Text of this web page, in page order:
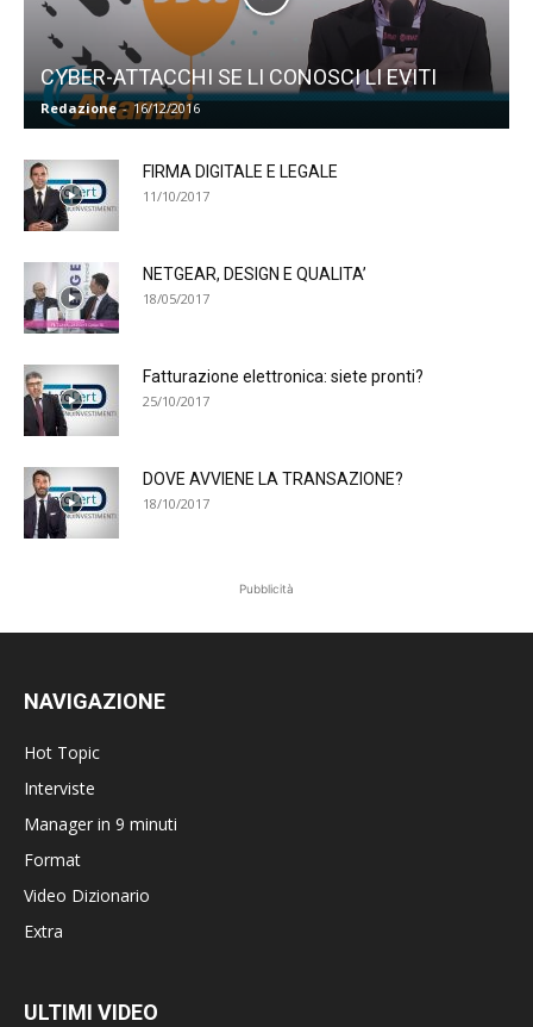
CYBER-ATTACCHI SE LI CONOSCI LI EVITI
Redazione - 16/12/2016
FIRMA DIGITALE E LEGALE
11/10/2017
NETGEAR, DESIGN E QUALITA’
18/05/2017
Fatturazione elettronica: siete pronti?
25/10/2017
DOVE AVVIENE LA TRANSAZIONE?
18/10/2017
Pubblicità
NAVIGAZIONE
Hot Topic
Interviste
Manager in 9 minuti
Format
Video Dizionario
Extra
ULTIMI VIDEO